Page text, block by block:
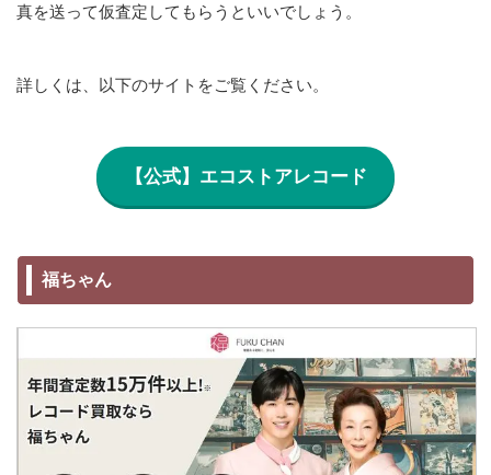
真を送って仮査定してもらうといいでしょう。
詳しくは、以下のサイトをご覧ください。
【公式】エコストアレコード
福ちゃん